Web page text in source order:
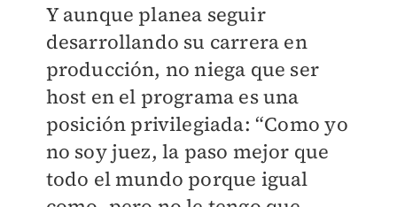
Y aunque planea seguir
desarrollando su carrera en
producción, no niega que ser
host en el programa es una
posición privilegiada: “Como yo
no soy juez, la paso mejor que
todo el mundo porque igual